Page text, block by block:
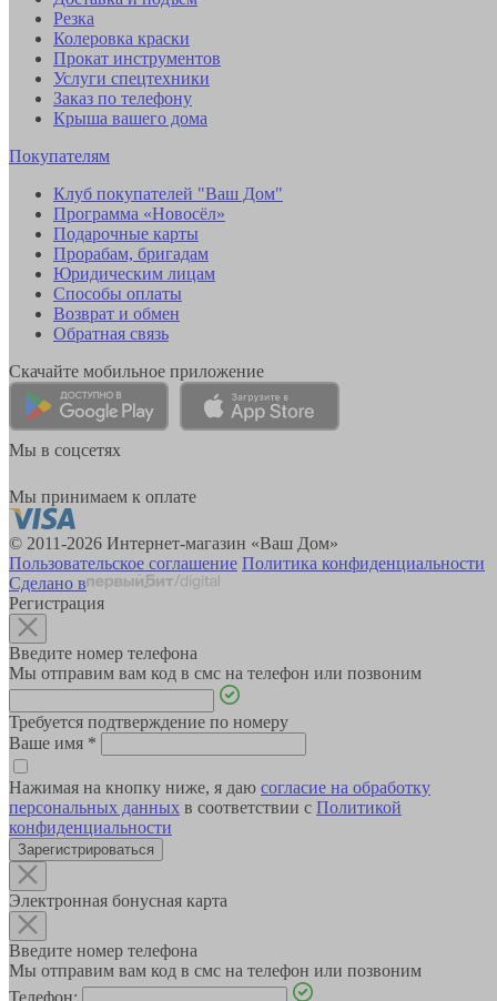
Резка
Колеровка краски
Прокат инструментов
Услуги спецтехники
Заказ по телефону
Крыша вашего дома
Покупателям
Клуб покупателей "Ваш Дом"
Программа «Новосёл»
Подарочные карты
Прорабам, бригадам
Юридическим лицам
Способы оплаты
Возврат и обмен
Обратная связь
Скачайте мобильное приложение
Мы в соцсетях
Мы принимаем к оплате
© 2011-2026 Интернет-магазин «Ваш Дом»
Пользовательское соглашение Политика конфиденциальности
Сделано в
Регистрация
Введите номер телефона
Мы отправим вам код в смс на телефон или позвоним
Требуется подтверждение по номеру
Ваше имя *
Нажимая на кнопку ниже, я даю согласие на обработку
персональных данных в соответствии с Политикой
конфиденциальности
Зарегистрироваться
Электронная бонусная карта
Введите номер телефона
Мы отправим вам код в смс на телефон или позвоним